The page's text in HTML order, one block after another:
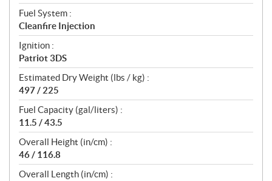
Fuel System :
Cleanfire Injection
Ignition :
Patriot 3DS
Estimated Dry Weight (lbs / kg) :
497 / 225
Fuel Capacity (gal/liters) :
11.5 / 43.5
Overall Height (in/cm) :
46 / 116.8
Overall Length (in/cm) :